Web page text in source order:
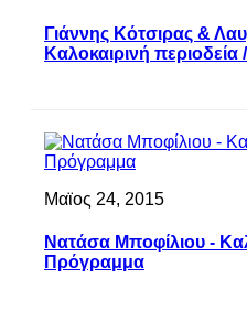
Γιάννης Κότσιρας &
Καλοκαιρινή
Μαϊος 24, 2015
Νατάσα Μποφίλιου -
Πρόγραμμα